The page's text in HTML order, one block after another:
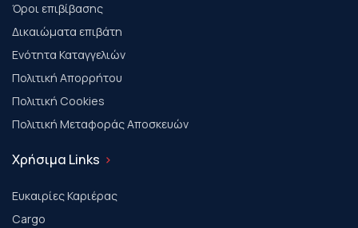
Όροι επιβίβασης
Δικαιώματα επιβάτη
Ενότητα Καταγγελιών
Πολιτική Απορρήτου
Πολιτική Cookies
Πολιτική Μεταφοράς Αποσκευών
Χρήσιμα Links
Ευκαιρίες Καριέρας
Cargo